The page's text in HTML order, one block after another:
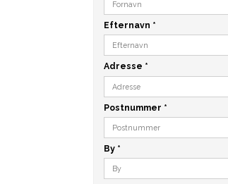
Efternavn *
Adresse *
Postnummer *
By *